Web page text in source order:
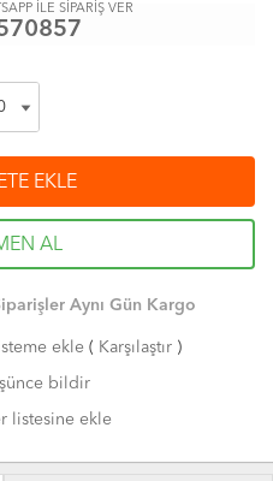
İLE SİPARİŞ VER
EKLE
AL
Aynı Gün Kargo
ekle( Karşılaştır)
bildir
listesine ekle